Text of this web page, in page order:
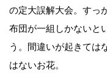
の定大誤解大会。すっ
布団が一組しかないと
う。間違いが起きては
はないお花。